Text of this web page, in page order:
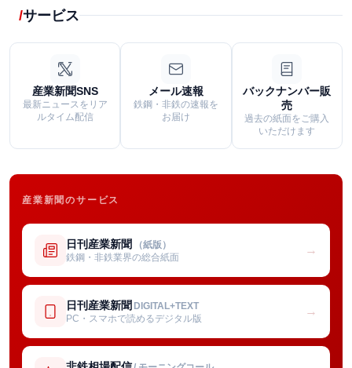
サービス
産業新聞SNS
最新ニュースをリア
ルタイム配信
メール速報
鉄鋼・非鉄の速報を
お届け
バックナンバー販
売
過去の紙面をご購入
いただけます
産業新聞のサービス
日刊産業新聞 （紙版）
鉄鋼・非鉄業界の総合紙面
→
日刊産業新聞 DIGITAL+TEXT
PC・スマホで読めるデジタル版
→